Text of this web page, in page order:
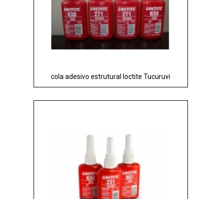
cola adesivo estrutural loctite Tucuruvi